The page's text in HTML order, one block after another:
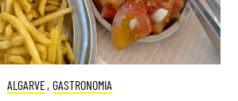
ALGARVE, GASTRONOMIA